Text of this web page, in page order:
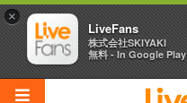
×
LiveFans
株式会社SKIYAKI
無料 - In Google Play